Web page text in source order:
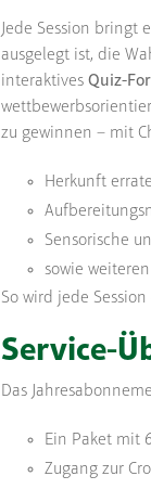
Jede Session bringt
ausgelegt ist, die
interaktives Quiz-
zu gewinnen – mit
Herkunft
Sensorische
sowie
So wird jede
Service-
Das
Ein Paket mit
Zugang zur